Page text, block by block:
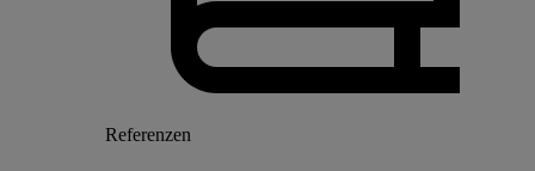
Referenzen